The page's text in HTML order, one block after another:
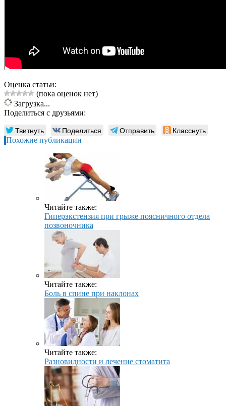
Оценка статьи:
(пока оценок нет)
Загрузка...
Поделиться с друзьями:
Твитнуть Поделиться Отправить Класснуть
Похожие публикации
Читайте также:
Гиперэкстензия при грыже поясничного отдела
позвоночника
Читайте также:
Боль в спине при наклонах
Читайте также:
Разновидности и лечение стоматита